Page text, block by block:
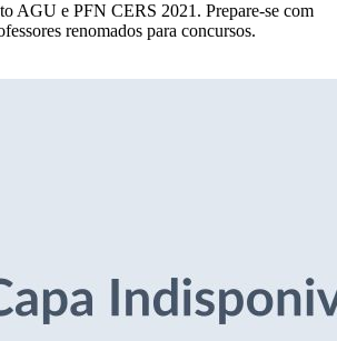
AGU e PFN CERS 2021. Prepare-se com
renomados para concursos.